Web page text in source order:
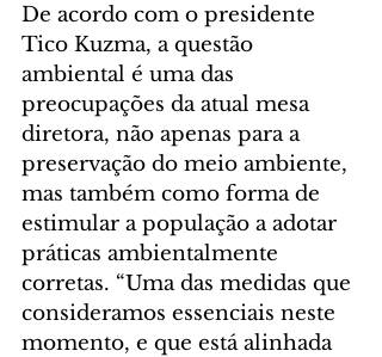
De acordo com o presidente
Tico Kuzma, a questão
ambiental é uma das
preocupações da atual mesa
diretora, não apenas para a
preservação do meio ambiente,
mas também como forma de
estimular a população a adotar
práticas ambientalmente
corretas. “Uma das medidas que
consideramos essenciais neste
momento, e que está alinhada